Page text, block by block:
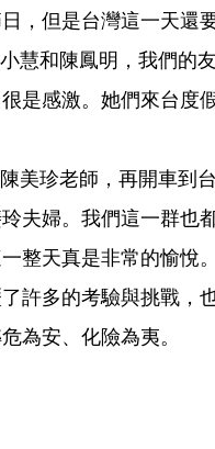
，但是台灣這一天還
慧和陳鳳明，我們的
是感激。她們來台度假
美珍老師，再開車到
夫婦。我們這一群也
整天真是非常的愉悅
許多的考驗與挑戰，
為安、化險為夷。